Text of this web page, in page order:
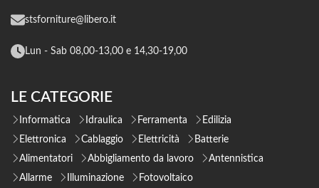
stsforniture@libero.it
Lun - Sab 08,00-13,00 e 14,30-19,00
LE CATEGORIE
Informatica Idraulica Ferramenta
Edilizia
Elettronica
Cablaggio Elettricità
Batterie
Alimentatori
Abbigliamento da lavoro
Antennistica
Allarme
Illuminazione Fotovoltaico